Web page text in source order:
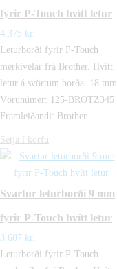
fyrir P-Touch hvítt letur
4.375 kr.
Leturborði fyrir P-Touch
merkivélar frá Brother. Hvítt
letur á svörtum borða. 18 mm
Vörunúmer: 125-BROTZ345
Framleiðandi: Brother
Setja í körfu
Svartur leturborði 9 mm
fyrir P-Touch hvítt letur
3.687 kr.
Leturborði fyrir P-Touch